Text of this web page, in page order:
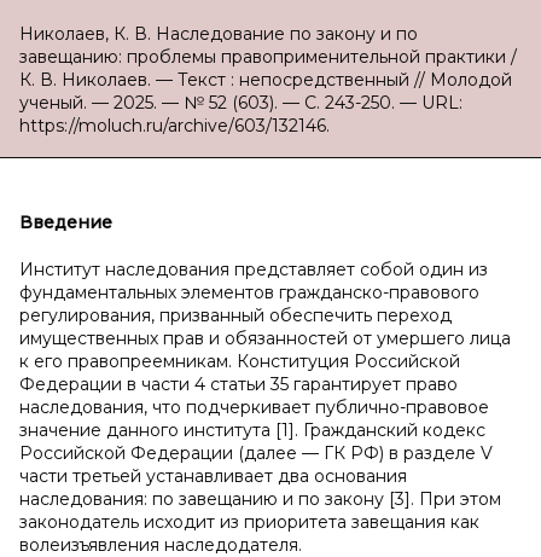
Николаев, К. В. Наследование по закону и по
завещанию: проблемы правоприменительной практики /
К. В. Николаев. — Текст : непосредственный // Молодой
ученый. — 2025. — № 52 (603). — С. 243-250. — URL:
https://moluch.ru/archive/603/132146.
Введение
Институт наследования представляет собой один из
фундаментальных элементов гражданско-правового
регулирования, призванный обеспечить переход
имущественных прав и обязанностей от умершего лица
к его правопреемникам. Конституция Российской
Федерации в части 4 статьи 35 гарантирует право
наследования, что подчеркивает публично-правовое
значение данного института [1]. Гражданский кодекс
Российской Федерации (далее — ГК РФ) в разделе V
части третьей устанавливает два основания
наследования: по завещанию и по закону [3]. При этом
законодатель исходит из приоритета завещания как
волеизъявления наследодателя.